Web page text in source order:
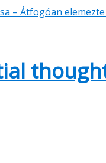
– Átfogóan